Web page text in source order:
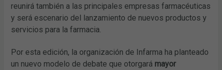
reunirá también a las principales empresas farmacéuticas
y será escenario del lanzamiento de nuevos productos y
servicios para la farmacia.
Por esta edición, la organización de Infarma ha planteado
un nuevo modelo de debate que otorgará mayor